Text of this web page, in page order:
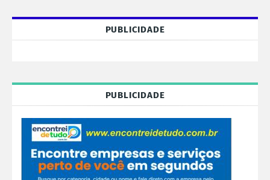
PUBLICIDADE
PUBLICIDADE